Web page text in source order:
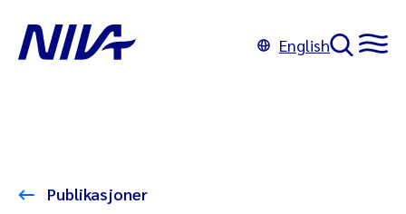
English
Publikasjoner